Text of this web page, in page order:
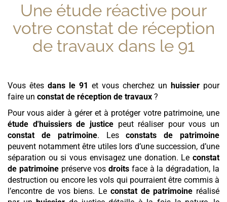
Une étude réactive pour
votre constat de réception
de travaux dans le 91
Vous êtes dans le 91 et vous cherchez un huissier pour
faire un constat de réception de travaux ?
Pour vous aider à gérer et à protéger votre patrimoine, une
étude d'huissiers de justicepeut réaliser pour vous un
constat de patrimoine. Lesconstats de patrimoine
peuvent notamment être utiles lors d’une succession, d’une
séparation ou si vous envisagez une donation. Le constat
de patrimoinepréserve vosdroits face à la dégradation, la
destruction ou encore les vols qui pourraient être commis à
l’encontre de vos biens. Le constat de patrimoine réalisé